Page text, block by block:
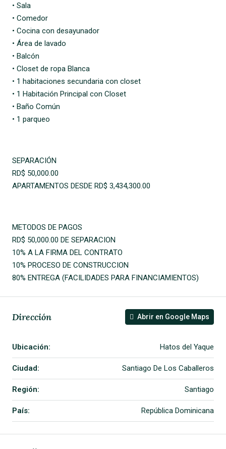
• Sala
• Comedor
• Cocina con desayunador
• Área de lavado
• Balcón
• Closet de ropa Blanca
• 1 habitaciones secundaria con closet
• 1 Habitación Principal con Closet
• Baño Común
• 1 parqueo
SEPARACIÓN
RD$ 50,000.00
APARTAMENTOS DESDE RD$ 3,434,300.00
METODOS DE PAGOS
RD$ 50,000.00 DE SEPARACION
10% A LA FIRMA DEL CONTRATO
10% PROCESO DE CONSTRUCCION
80% ENTREGA (FACILIDADES PARA FINANCIAMIENTOS)
Dirección Abrir en Google Maps
Ubicación: Hatos del Yaque
Ciudad: Santiago De Los Caballeros
Región: Santiago
País: República Dominicana